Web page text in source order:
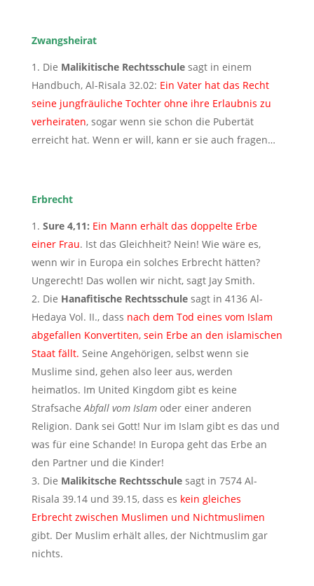
Zwangsheirat
Die Malikitische Rechtsschulesagt in einem
Handbuch, Al-Risala 32.02: Ein Vater hat das Recht
seine jungfräuliche Tochter ohne ihre Erlaubnis zu
verheiraten, sogar wenn sie schon die Pubertät
erreicht hat. Wenn er will, kann er sie auch fragen…
Erbrecht
Sure 4,11: Ein Mann erhält das doppelte Erbe
einer Frau. Ist das Gleichheit? Nein! Wie wäre es,
wenn wir in Europa ein solches Erbrecht hätten?
Ungerecht! Das wollen wir nicht, sagt Jay Smith.
Die Hanafitische Rechtsschulesagt in 4136 Al-
Hedaya Vol. II., dass nach dem Tod eines vom Islam
abgefallen Konvertiten, sein Erbe an den islamischen
Staat fällt. Seine Angehörigen, selbst wenn sie
Muslime sind, gehen also leer aus, werden
heimatlos. Im United Kingdom gibt es keine
StrafsacheAbfall vom Islamoder einer anderen
Religion. Dank sei Gott! Nur im Islam gibt es das und
was für eine Schande! In Europa geht das Erbe an
den Partner und die Kinder!
Die Malikitsche Rechtsschulesagt in 7574 Al-
Risala 39.14 und 39.15, dass es kein gleiches
Erbrecht zwischen Muslimen und Nichtmuslimen
gibt. Der Muslim erhält alles, der Nichtmuslim gar
nichts.